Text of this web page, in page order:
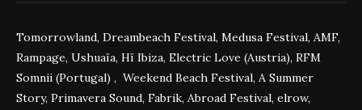
Tomorrowland, Dreambeach Festival, Medusa Festival, AMF,
Rampage, Ushuaïa, Hï Ibiza, Electric Love (Austria), RFM
Somnii (Portugal) , Weekend Beach Festival, A Summer
Story, Primavera Sound, Fabrik, Abroad Festival, elrow,